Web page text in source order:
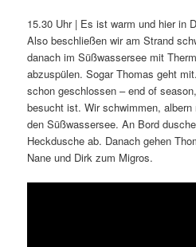
15.30 Uhr | Es ist warm und hier in
Also beschließen wir am Strand
danach im Süßwassersee mit
abzuspülen. Sogar Thomas geht
schon geschlossen – end of
besucht ist. Wir schwimmen,
den Süßwassersee. An Bord
Heckdusche ab. Danach gehen
Nane und Dirk zum Migros.